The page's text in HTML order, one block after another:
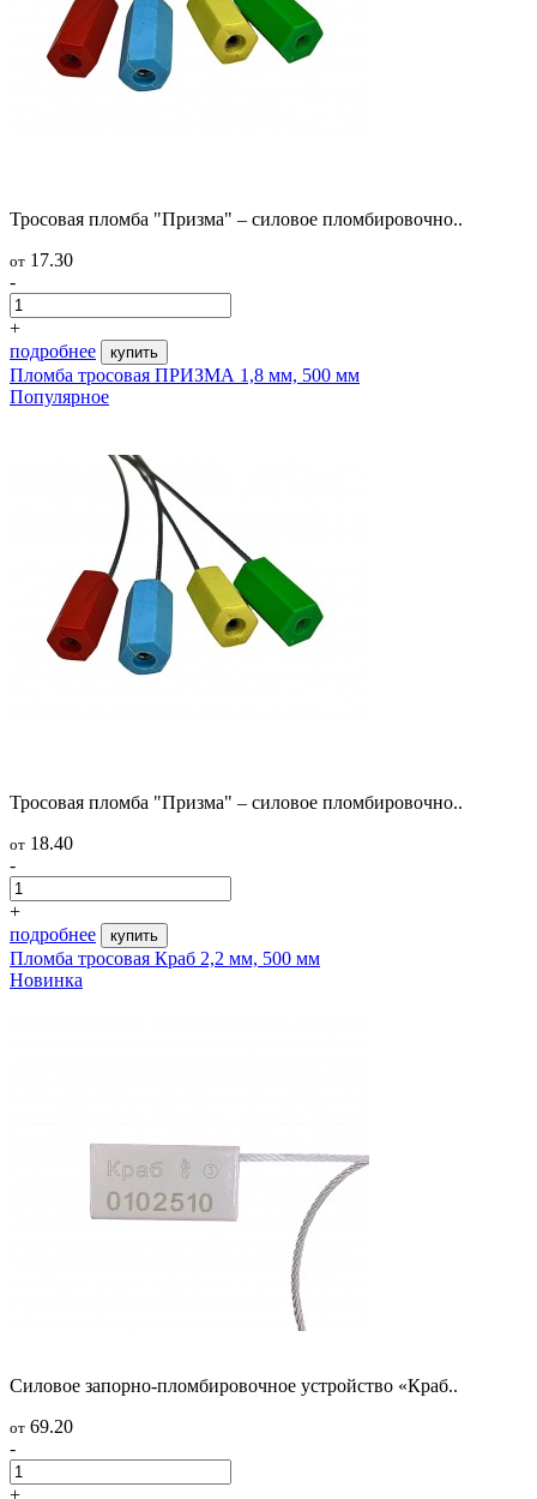
Тросовая пломба "Призма" – силовое пломбировочно..
от 17.30
-
+
подробнее
купить
Пломба тросовая ПРИЗМА 1,8 мм, 500 мм
Популярное
Тросовая пломба "Призма" – силовое пломбировочно..
от 18.40
-
+
подробнее
купить
Пломба тросовая Краб 2,2 мм, 500 мм
Новинка
Силовое запорно-пломбировочное устройство «Краб..
от 69.20
-
+